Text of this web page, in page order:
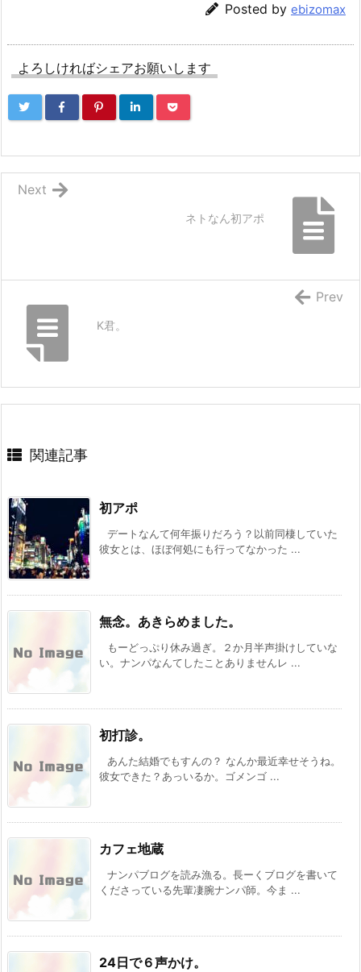
Posted by ebizomax
よろしければシェアお願いします
ネトなん初アポ
Next
K君。
Prev
関連記事
初アポ
デートなんて何年振りだろう？以前同棲していた
彼女とは、ほぼ何処にも行ってなかった ...
無念。あきらめました。
もーどっぷり休み過ぎ。２か月半声掛けしていな
い。ナンパなんてしたことありませんレ ...
初打診。
あんた結婚でもすんの？ なんか最近幸せそうね。
彼女できた？あっいるか。ゴメンゴ ...
カフェ地蔵
ナンパブログを読み漁る。長ーくブログを書いて
くださっている先輩凄腕ナンパ師。今ま ...
24日で６声かけ。